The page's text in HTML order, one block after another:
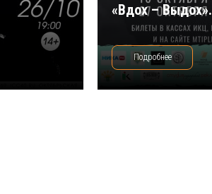
«Вдох – Выдох».
Подробнее